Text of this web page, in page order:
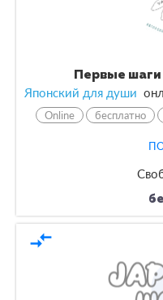
Первые шаги
Японский для души
Online бесплатно
compare_arrows